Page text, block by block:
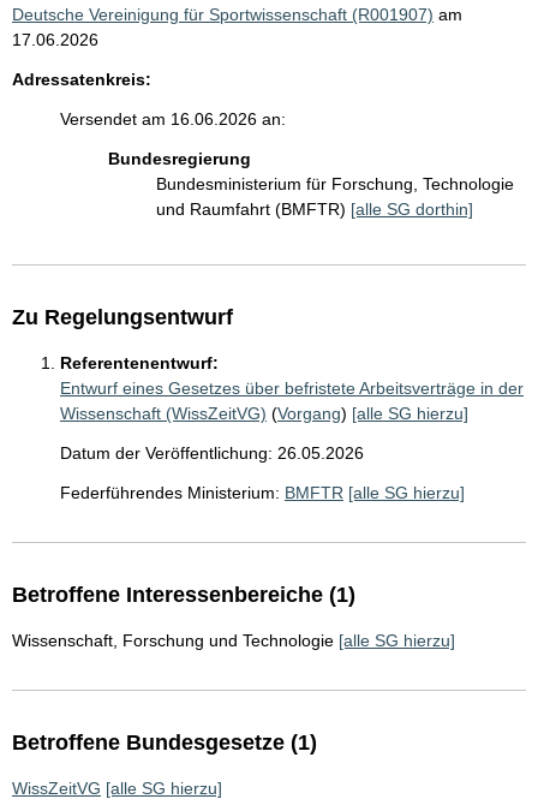
Deutsche Vereinigung für Sportwissenschaft (R001907) am
17.06.2026
Adressatenkreis:
Versendet am 16.06.2026 an:
Bundesregierung
Bundesministerium für Forschung, Technologie
und Raumfahrt (BMFTR) [alle SG dorthin]
Zu Regelungsentwurf
Referentenentwurf:
Entwurf eines Gesetzes über befristete Arbeitsverträge in der
Wissenschaft (WissZeitVG) (Vorgang) [alle SG hierzu]
Datum der Veröffentlichung: 26.05.2026
Federführendes Ministerium: BMFTR [alle SG hierzu]
Betroffene Interessenbereiche (1)
Wissenschaft, Forschung und Technologie [alle SG hierzu]
Betroffene Bundesgesetze (1)
WissZeitVG [alle SG hierzu]